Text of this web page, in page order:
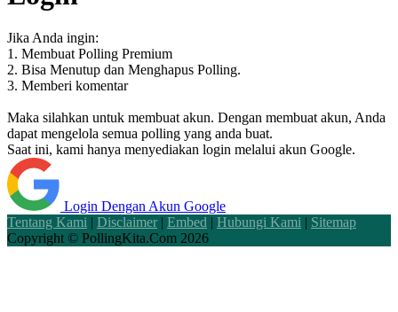
Jika Anda ingin:
1. Membuat Polling Premium
2. Bisa Menutup dan Menghapus Polling.
3. Memberi komentar
Maka silahkan untuk membuat akun. Dengan membuat akun, Anda
dapat mengelola semua polling yang anda buat.
Saat ini, kami hanya menyediakan login melalui akun Google.
Login Dengan Akun Google
Tentang Kami | Disclaimer | Embed | Hubungi Kami | Sitemap
Copyright © PollingKita.Com 2026